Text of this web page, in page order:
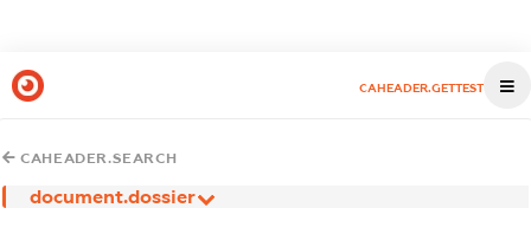
CAHEADER.GETTEST
CAHEADER.SEARCH
document.dossier